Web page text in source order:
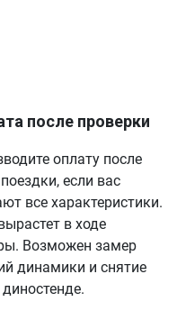
после проверки
оплату после
если вас
все характеристики.
в ходе
Возможен замер
динамики и снятие